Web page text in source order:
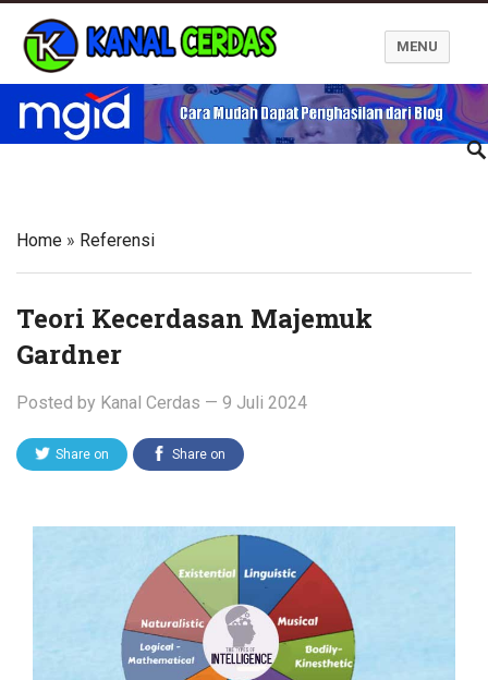
Kanal Cerdas
MENU
Home » Referensi
Teori Kecerdasan Majemuk
Gardner
Posted by Kanal Cerdas — 9 Juli 2024
Share on Share on